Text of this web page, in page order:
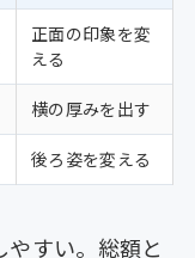
正面の印象を変
える
横の厚みを出す
後ろ姿を変える
すい。総額と